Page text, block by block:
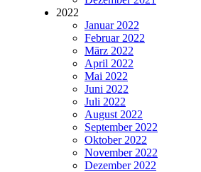
2022
Januar 2022
Februar 2022
März 2022
April 2022
Mai 2022
Juni 2022
Juli 2022
August 2022
September 2022
Oktober 2022
November 2022
Dezember 2022